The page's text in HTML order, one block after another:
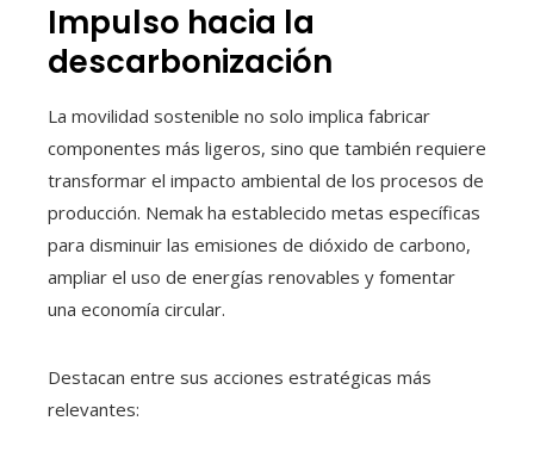
Impulso hacia la
descarbonización
La movilidad sostenible no solo implica fabricar
componentes más ligeros, sino que también requiere
transformar el impacto ambiental de los procesos de
producción. Nemak ha establecido metas específicas
para disminuir las emisiones de dióxido de carbono,
ampliar el uso de energías renovables y fomentar
una economía circular.
Destacan entre sus acciones estratégicas más
relevantes: